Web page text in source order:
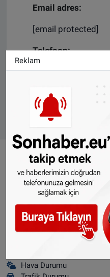
Email adres:
[email protected]
Telefoon:
+31 687 189 491
WhatsApp grubumuza
haberlerimiz telefonunuza
685
Hava Durumu
ALGEMENE
CONTACT
Çerez Politikası
Reklam